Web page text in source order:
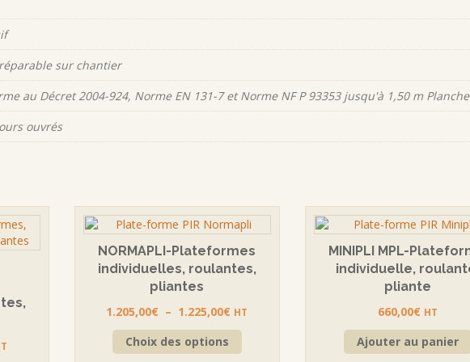
sur chantier
au Décret 2004-924, Norme EN 131-7 et Norme NF P 93353 jusqu'à 1,50 m
ouvrés
NORMAPLI-Plateformes
individuelles, roulantes,
pliantes
1.205,00€ – 1.225,00€Plage
de
HT
Choix des options
Ce
produit
MINIPLI MPL-
individuelle,
pliante
660,00€ HT
Ajouter au panier